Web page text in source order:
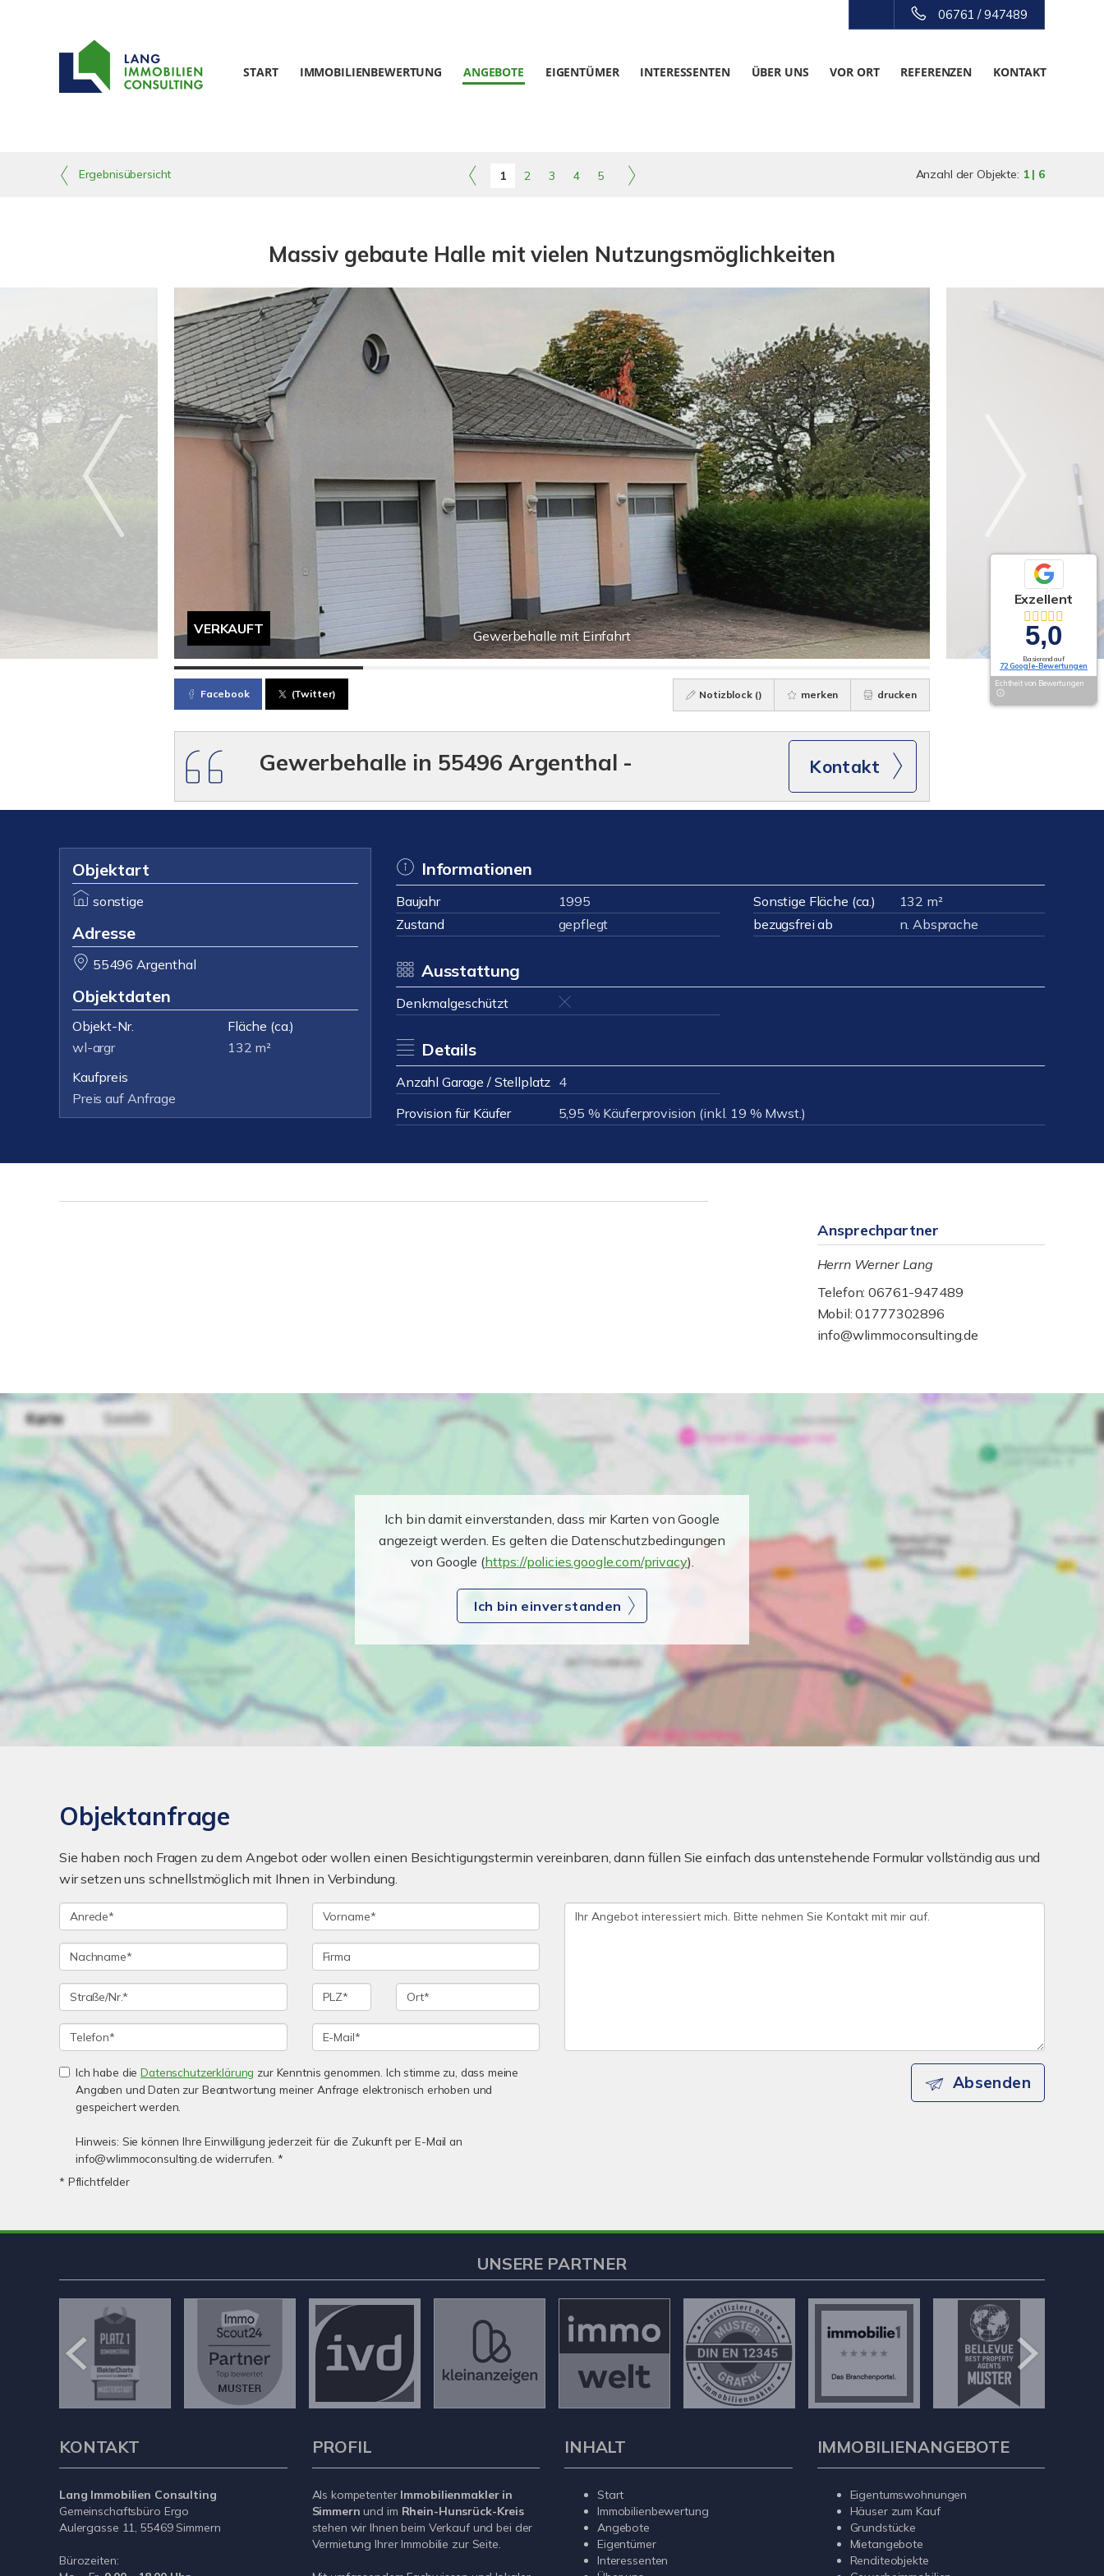
06761 / 947489
START IMMOBILIENBEWERTUNG ANGEBOTE EIGENTÜMER INTERESSENTEN ÜBER UNS VOR ORT REFERENZEN KONTAKT
Ergebnisübersicht 1 2 3 4 5 Anzahl der Objekte: 1 | 6
Massiv gebaute Halle mit vielen Nutzungsmöglichkeiten
Gewerbehalle mit Einfahrt
VERKAUFT
Facebook (Twitter) Notizblock () merken drucken
Gewerbehalle in 55496 Argenthal - Kontakt
Objektart
sonstige
Adresse
55496 Argenthal
Objektdaten
Objekt-Nr.
wl-argr
Fläche (ca.)
132 m²
Kaufpreis
Preis auf Anfrage
Informationen
Baujahr 1995 Sonstige Fläche (ca.)
132 m²
Zustand
gepflegt bezugsfrei ab n. Absprache
Ausstattung
Denkmalgeschützt
Details
Anzahl Garage / Stellplatz 4
Provision für Käufer
5,95 % Käuferprovision (inkl. 19 % Mwst.)
Ansprechpartner
Herrn Werner Lang
Telefon: 06761-947489
Mobil: 01777302896
info@wlimmoconsulting.de
Ich bin damit einverstanden, dass mir Karten von Google
angezeigt werden. Es gelten die Datenschutzbedingungen
von Google (https://policies.google.com/privacy).
Ich bin einverstanden
Objektanfrage
Sie haben noch Fragen zu dem Angebot oder wollen einen Besichtigungstermin vereinbaren, dann füllen Sie einfach das untenstehende Formular vollständig aus und
wir setzen uns schnellstmöglich mit Ihnen in Verbindung.
Ich habe dieDatenschutzerklärung zur Kenntnis genommen. Ich stimme zu, dass meine
Angaben und Daten zur Beantwortung meiner Anfrage elektronisch erhoben und
gespeichert werden.
Hinweis: Sie können Ihre Einwilligung jederzeit für die Zukunft per E-Mail an
info@wlimmoconsulting.de widerrufen. *
* Pflichtfelder
Absenden
Exzellent
5,0
Basierend auf
72 Google-Bewertungen
Echtheit von Bewertungen
UNSERE PARTNER
KONTAKT
Lang Immobilien Consulting
Gemeinschaftsbüro Ergo
Aulergasse 11, 55469 Simmern
Bürozeiten:
PROFIL
Als kompetenter Immobilienmakler in
Simmern und im Rhein-Hunsrück-Kreis
stehen wir Ihnen beim Verkauf und bei der
Vermietung Ihrer Immobilie zur Seite.
INHALT
Start
Immobilienbewertung
Angebote
Eigentümer
Interessenten
IMMOBILIENANGEBOTE
Eigentumswohnungen
Häuser zum Kauf
Grundstücke
Mietangebote
Renditeobjekte